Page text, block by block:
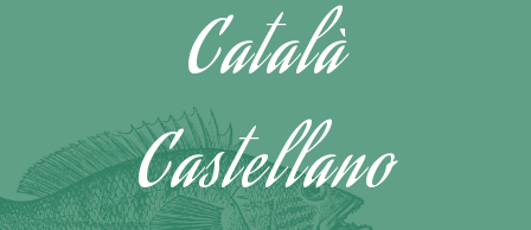
Català
Castellano